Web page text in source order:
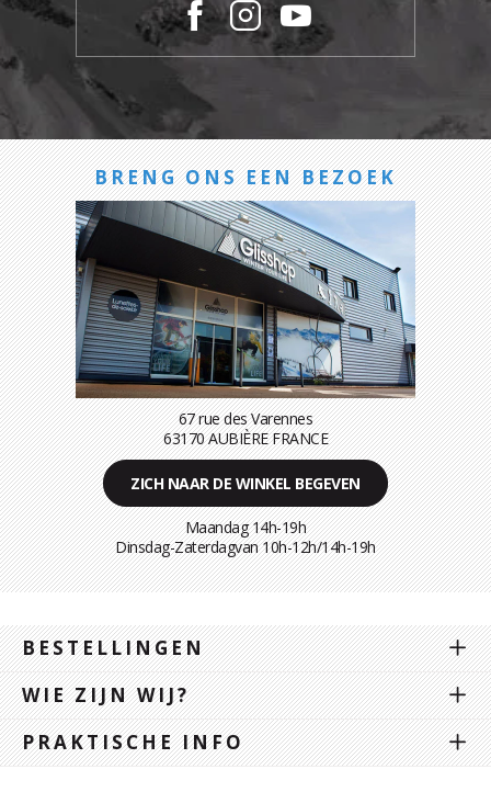
BRENG ONS EEN BEZOEK
67 rue des Varennes
63170 AUBIÈRE FRANCE
ZICH NAAR DE WINKEL BEGEVEN
Maandag 14h-19h
Dinsdag-Zaterdagvan 10h-12h/14h-19h
BESTELLINGEN
WIE ZIJN WIJ?
PRAKTISCHE INFO